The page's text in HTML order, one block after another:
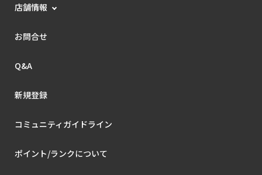
店舗情報
お問合せ
Q&A
新規登録
コミュニティガイドライン
ポイント/ランクについて